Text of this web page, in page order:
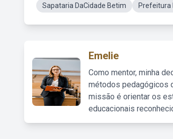
Sapataria DaCidade Betim
Prefeitura
Emelie
Como mentor, minha
métodos pedagógicos
missão é orientar os
educacionais